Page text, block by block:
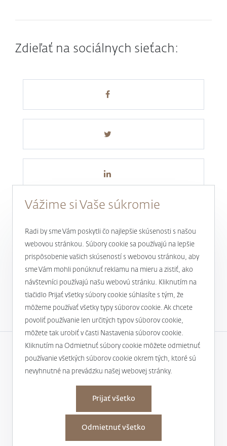
Zdieľať na sociálnych sieťach:
Novinky a aktuality
1
Vážime si Vaše súkromie
Radi by sme Vám poskytli čo najlepšie skúsenosti s našou
webovou stránkou. Súbory cookie sa používajú na lepšie
prispôsobenie vašich skúseností s webovou stránkou, aby
sme Vám mohli ponúknuť reklamu na mieru a zistiť, ako
návštevníci používajú našu webovú stránku. Kliknutím na
tlačidlo Prijať všetky súbory cookie súhlasíte s tým, že
môžeme používať všetky typy súborov cookie. Ak chcete
povoliť používanie len určitých typov súborov cookie,
môžete tak urobiť v časti Nastavenia súborov cookie.
Kliknutím na Odmietnuť súbory cookie môžete odmietnuť
používanie všetkých súborov cookie okrem tých, ktoré sú
nevyhnutné na prevádzku našej webovej stránky.
Prijať všetko
Odmietnuť všetko